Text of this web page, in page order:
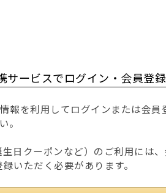
サービスでログイン・会員登録
報を利用してログインまたは会員
。
日クーポンなど）のご利用には
いただく必要があります。